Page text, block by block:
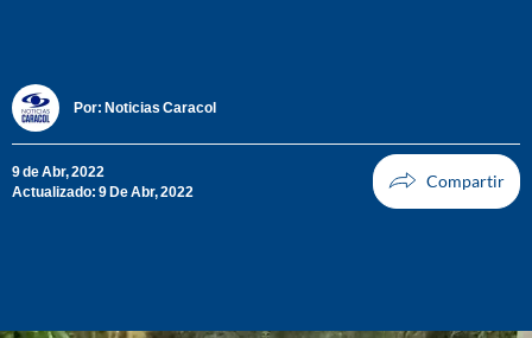
Por: Noticias Caracol
9 de Abr, 2022
Actualizado: 9 De Abr, 2022